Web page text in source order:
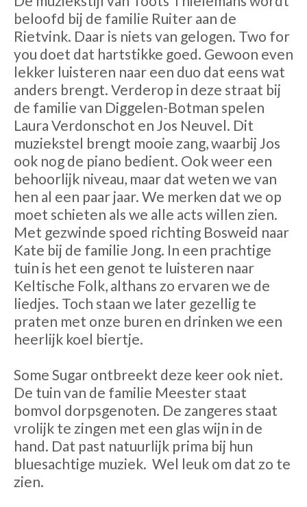
beloofd bij de familie Ruiter aan de
Rietvink. Daar is niets van gelogen. Two for
you doet dat hartstikke goed. Gewoon even
lekker luisteren naar een duo dat eens wat
anders brengt. Verderop in deze straat bij
de familie van Diggelen-Botman spelen
Laura Verdonschot en Jos Neuvel. Dit
muziekstel brengt mooie zang, waarbij Jos
ook nog de piano bedient. Ook weer een
behoorlijk niveau, maar dat weten we van
hen al een paar jaar. We merken dat we op
moet schieten als we alle acts willen zien.
Met gezwinde spoed richting Bosweid naar
Kate bij de familie Jong. In een prachtige
tuin is het een genot te luisteren naar
Keltische Folk, althans zo ervaren we de
liedjes. Toch staan we later gezellig te
praten met onze buren en drinken we een
heerlijk koel biertje.
Some Sugar ontbreekt deze keer ook niet.
De tuin van de familie Meester staat
bomvol dorpsgenoten. De zangeres staat
vrolijk te zingen met een glas wijn in de
hand. Dat past natuurlijk prima bij hun
bluesachtige muziek. Wel leuk om dat zo te
zien.